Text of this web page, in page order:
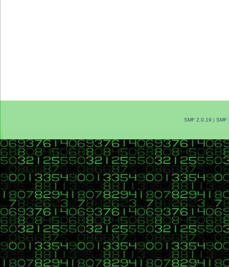
SMF 2.0.19 SMF